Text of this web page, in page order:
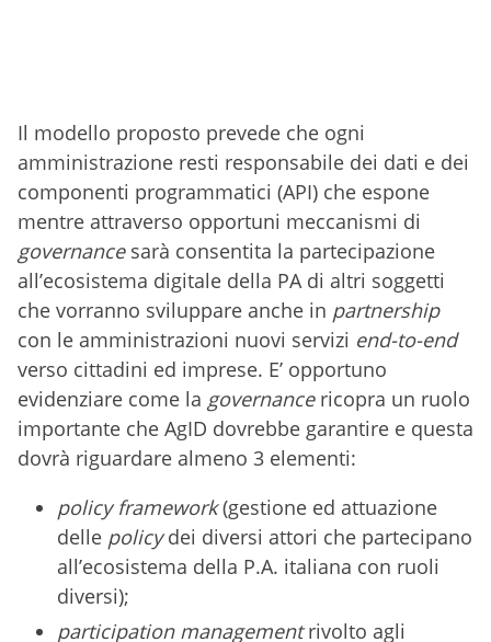
Il modello proposto prevede che ogni
amministrazione resti responsabile dei dati e dei
componenti programmatici (API) che espone
mentre attraverso opportuni meccanismi di
governancesarà consentita la partecipazione
all’ecosistema digitale della PA di altri soggetti
che vorranno sviluppare anche in partnership
con le amministrazioni nuovi servizi end-to-end
verso cittadini ed imprese. E’ opportuno
evidenziare come la governancericopra un ruolo
importante che AgID dovrebbe garantire e questa
dovrà riguardare almeno 3 elementi:
policy framework(gestione ed attuazione
delle policydei diversi attori che partecipano
all’ecosistema della P.A. italiana con ruoli
diversi);
participation managementrivolto agli